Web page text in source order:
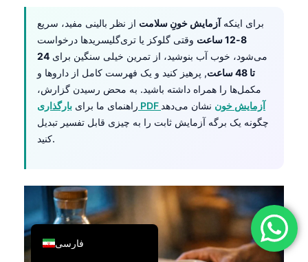
برای اینکه آزمایش خونِ سلامت از نظر بالینی مفید، سریع
8-12 ساعت
وقتی گلوکز یا تری‌گلیسریدها درخواست
می‌شود، خوب آب بنوشید، از تمرین خیلی سنگین برای 24
تا 48 ساعت
, پرهیز کنید و یک فهرست کامل از داروها و
مکمل‌ها را همراه داشته باشید. به محض رسیدن گزارش،
راهنمای ما برای
بارگذاری PDF آزمایش خون نشان می‌دهد
چگونه یک برگه آزمایش ثابت را به چیزی قابل تفسیر تبدیل
کنید.
فارسی
English
Deutsch
עִבְרִית
Italiano
Español
Português
Ελληνικά